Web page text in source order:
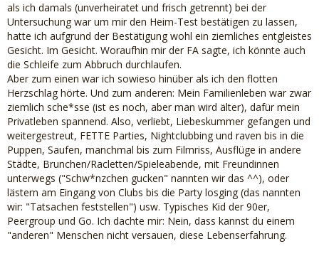
als ich damals (unverheiratet und frisch getrennt) bei der
Untersuchung war um mir den Heim-Test bestätigen zu lassen,
hatte ich aufgrund der Bestätigung wohl ein ziemliches entgleistes
Gesicht. Im Gesicht. Woraufhin mir der FA sagte, ich könnte auch
die Schleife zum Abbruch durchlaufen.
Aber zum einen war ich sowieso hinüber als ich den flotten
Herzschlag hörte. Und zum anderen: Mein Familienleben war zwar
ziemlich sche*sse (ist es noch, aber man wird älter), dafür mein
Privatleben spannend. Also, verliebt, Liebeskummer gefangen und
weitergestreut, FETTE Parties, Nightclubbing und raven bis in die
Puppen, Saufen, manchmal bis zum Filmriss, Ausflüge in andere
Städte, Brunchen/Racletten/Spieleabende, mit Freundinnen
unterwegs ("Schw*nzchen gucken" nannten wir das ^^), oder
lästern am Eingang von Clubs bis die Party losging (das nannten
wir: "Tatsachen feststellen") usw. Typisches Kid der 90er,
Peergroup und Go. Ich dachte mir: Nein, dass kannst du einem
"anderen" Menschen nicht versauen, diese Lebenserfahrung.